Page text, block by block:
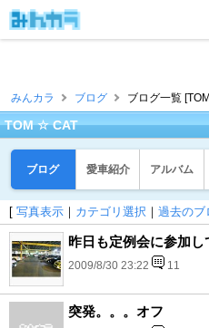
みんカラ ブログ ブログ一覧
TOM ☆ CAT
ブログ 愛車紹介 アルバム
[ 写真表示 ｜ カテゴリ選択 ｜ 過去のブ
昨日も定例会に参加し
2009/8/30 23:22 11
突発。。。オフ